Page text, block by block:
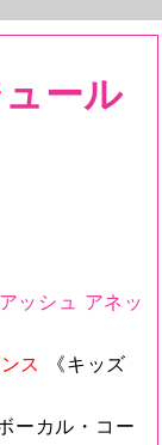
ール
ッシュ アネッ
ス
《キッズ
ーカル・コー